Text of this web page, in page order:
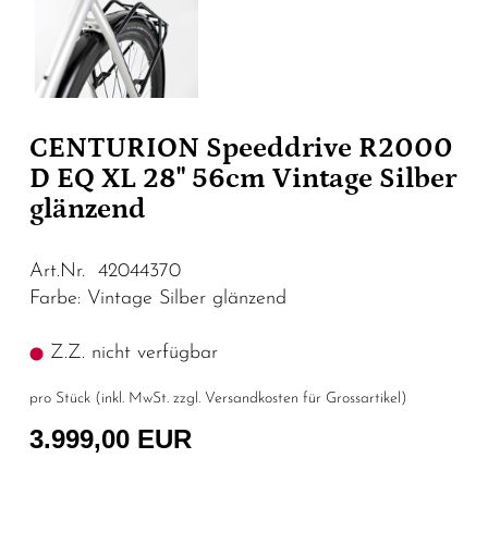
CENTURION Speeddrive R2000
D EQ XL 28" 56cm Vintage Silber
glänzend
Art.Nr. 42044370
Farbe: Vintage Silber glänzend
Z.Z. nicht verfügbar
pro Stück (inkl. MwSt. zzgl. Versandkosten für Grossartikel )
3.999,00 EUR